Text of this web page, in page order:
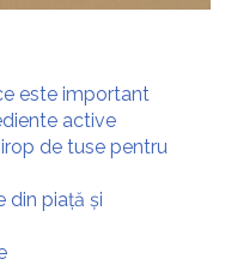
este important
active
de tuse pentru
din piață și